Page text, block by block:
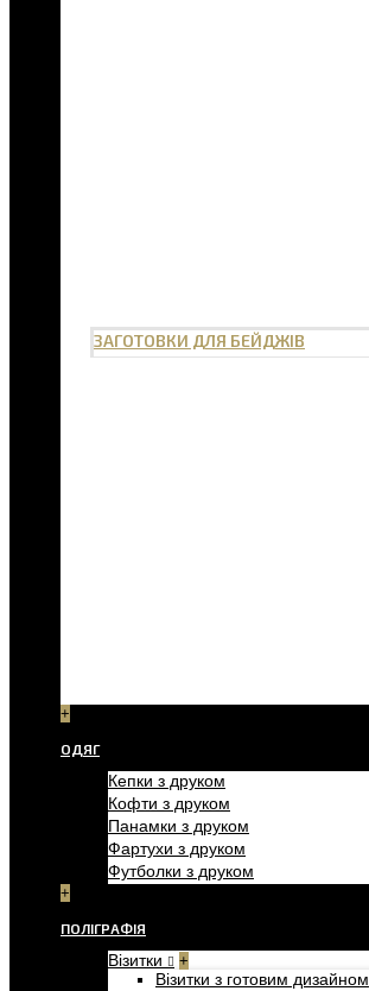
ЗАГОТОВКИ ДЛЯ БЕЙДЖІВ
+
ОДЯГ
Кепки з друком
Кофти з друком
Панамки з друком
Фартухи з друком
Футболки з друком
+
ПОЛІГРАФІЯ
Візитки +
Візитки з готовим дизайном